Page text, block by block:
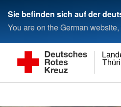
Sie befinden sich auf der
You are on the German